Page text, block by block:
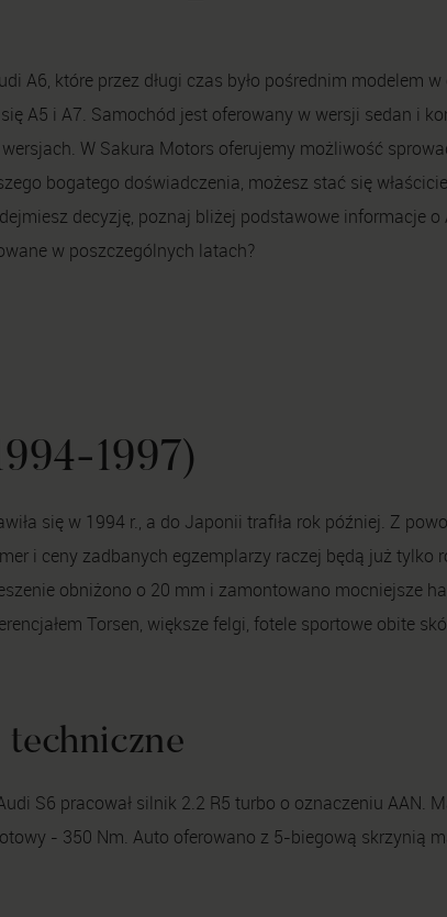
A6, które przez długi czas było pośrednim modelem
A5 i A7. Samochód jest oferowany w wersji sedan i
W Sakura Motors oferujemy możliwość
bogatego doświadczenia, możesz stać się
decyzję, poznaj bliżej podstawowe informacje o
w poszczególnych latach?
1997)
się w 1994 r., a do Japonii trafiła rok później. Z
i ceny zadbanych egzemplarzy raczej będą już tylko
obniżono o 20 mm i zamontowano mocniejsze
Torsen, większe felgi, fotele sportowe obite
S6 pracował silnik 2.2 R5 turbo o oznaczeniu AAN.
- 350 Nm. Auto oferowano z 5-biegową skrzynią